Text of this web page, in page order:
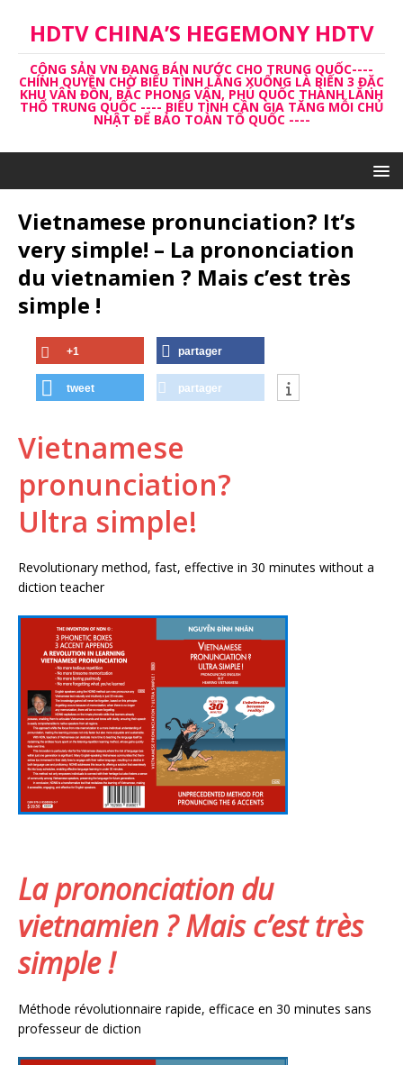
HDTV CHINA’S HEGEMONY HDTV
CỘNG SẢN VN ĐANG BÁN NƯỚC CHO TRUNG QUỐC----
CHÍNH QUYỀN CHỜ BIỂU TÌNH LẮNG XUỐNG LÀ BIẾN 3 ĐẶC
KHU VÂN ĐỒN, BẮC PHONG VÂN, PHÚ QUỐC THÀNH LĂNH
THỔ TRUNG QUỐC ---- BIỂU TÌNH CẦN GIA TĂNG MỖI CHỦ
NHẬT ĐỂ BẢO TOÀN TỔ QUỐC ----
Vietnamese pronunciation? It’s
very simple! – La prononciation
du vietnamien ? Mais c’est très
simple !
+1 partager
tweet partager
Vietnamese
pronunciation?
Ultra simple!
Revolutionary method, fast, effective in 30 minutes without a
diction teacher
La prononciation du
vietnamien ? Mais c’est très
simple !
Méthode révolutionnaire rapide, efficace en 30 minutes sans
professeur de diction